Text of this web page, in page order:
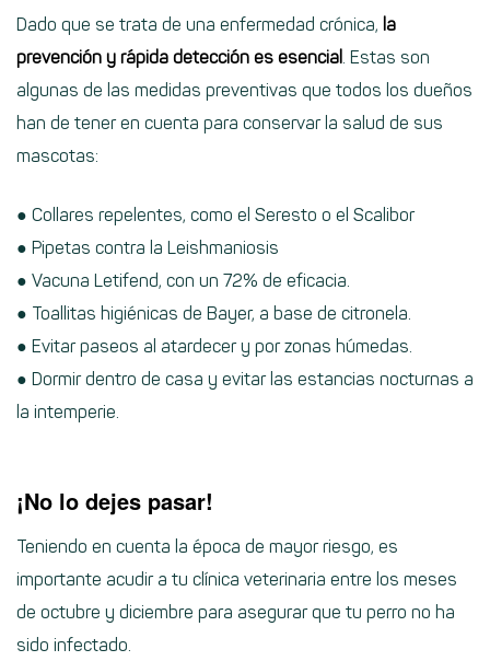
Dado que se trata de una enfermedad crónica, la
prevención y rápida detección es esencial . Estas son
algunas de las medidas preventivas que todos los dueños
han de tener en cuenta para conservar la salud de sus
mascotas:
● Collares repelentes, como el Seresto o el Scalibor
● Pipetas contra la Leishmaniosis
● Vacuna Letifend, con un 72% de eficacia.
● Toallitas higiénicas de Bayer, a base de citronela.
● Evitar paseos al atardecer y por zonas húmedas.
● Dormir dentro de casa y evitar las estancias nocturnas a
la intemperie.
¡No lo dejes pasar!
Teniendo en cuenta la época de mayor riesgo, es
importante acudir a tu clínica veterinaria entre los meses
de octubre y diciembre para asegurar que tu perro no ha
sido infectado.